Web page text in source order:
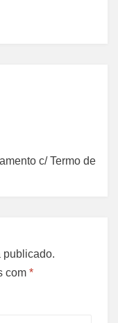
c/ Termo de
publicado.
com *